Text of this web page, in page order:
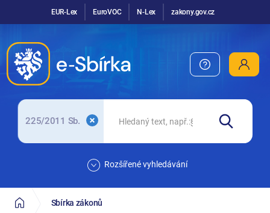
EUR-Lex EuroVOC N-Lex zakony.gov.cz
225/2011 Sb.
Rozšířené vyhledávání
Sbírka zákonů